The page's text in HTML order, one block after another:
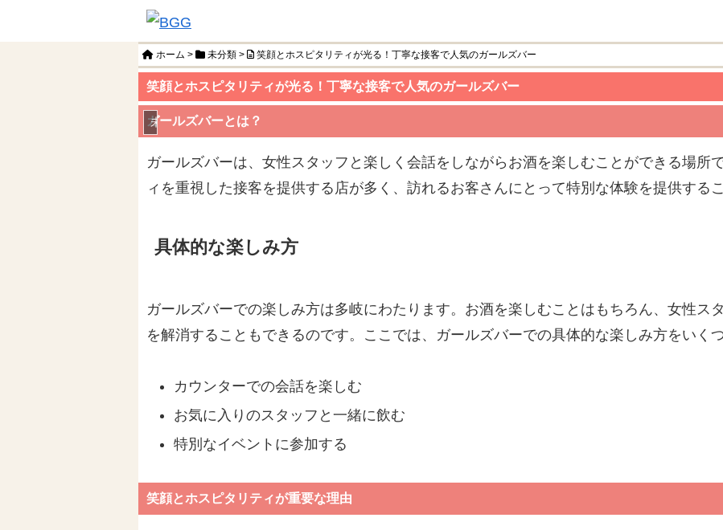
ホーム > 未分類 > 笑顔とホスピタリティが光る！丁寧な接客で人気のガールズバー
笑顔とホスピタリティが光る！丁寧な接客で人気のガールズバー
未分類
ガールズバーとは？
ガールズバーは、女性スタッフと楽しく会話をしながらお酒を楽しむことができる場所
ィを重視した接客を提供する店が多く、訪れるお客さんにとって特別な体験を提供する
具体的な楽しみ方
ガールズバーでの楽しみ方は多岐にわたります。お酒を楽しむことはもちろん、女性ス
を解消することもできるのです。ここでは、ガールズバーでの具体的な楽しみ方をいく
カウンターでの会話を楽しむ
お気に入りのスタッフと一緒に飲む
特別なイベントに参加する
笑顔とホスピタリティが重要な理由